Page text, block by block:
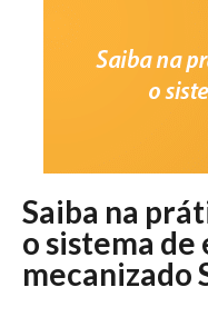
Saiba na
o sistema
mecanizado